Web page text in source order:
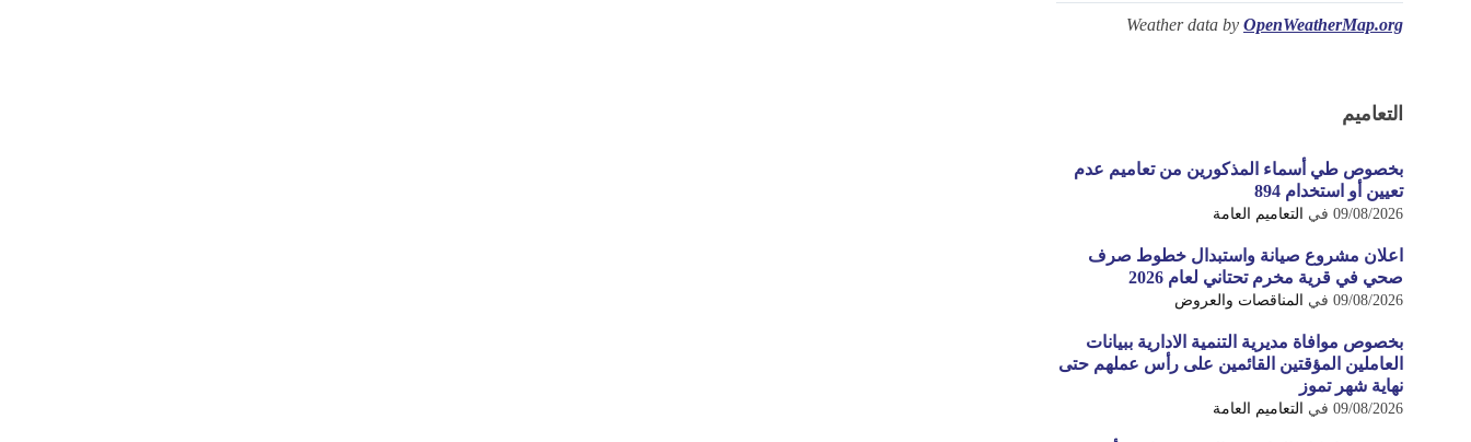
Weather data by OpenWeatherMap.org
التعاميم
بخصوص طي أسماء المذكورين من تعاميم عدم
تعيين أو استخدام 894
09/08/2026 في التعاميم العامة
اعلان مشروع صيانة واستبدال خطوط صرف
صحي في قرية مخرم تحتاني لعام 2026
09/08/2026 في المناقصات والعروض
بخصوص موافاة مديرية التنمية الادارية ببيانات
العاملين المؤقتين القائمين على رأس عملهم حتى
نهاية شهر تموز
09/08/2026 في التعاميم العامة